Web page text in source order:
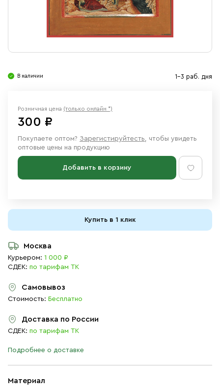
Ювелирные изделия
В наличии 1-3 раб. дня
Материал
Розничная цена (только онлайн *)
300 ₽
Покупаете оптом? Зарегистируйтесть, чтобы увидеть
оптовые цены на продукцию
Добавить в корзину
Купить в 1 клик
Москва
Курьером: 1 000 ₽
СДЕК: по тарифам ТК
Самовывоз
Стоимость: Бесплатно
Доставка по России
СДЕК: по тарифам ТК
Подробнее о доставке